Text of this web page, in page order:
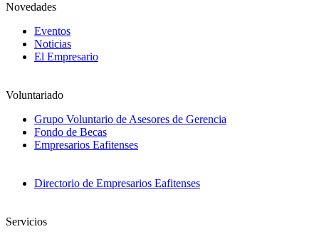
Novedades
Eventos
Noticias
El Empresario
Voluntariado
Grupo Voluntario de Asesores de Gerencia
Fondo de Becas
Empresarios Eafitenses
Directorio de Empresarios Eafitenses
Servicios